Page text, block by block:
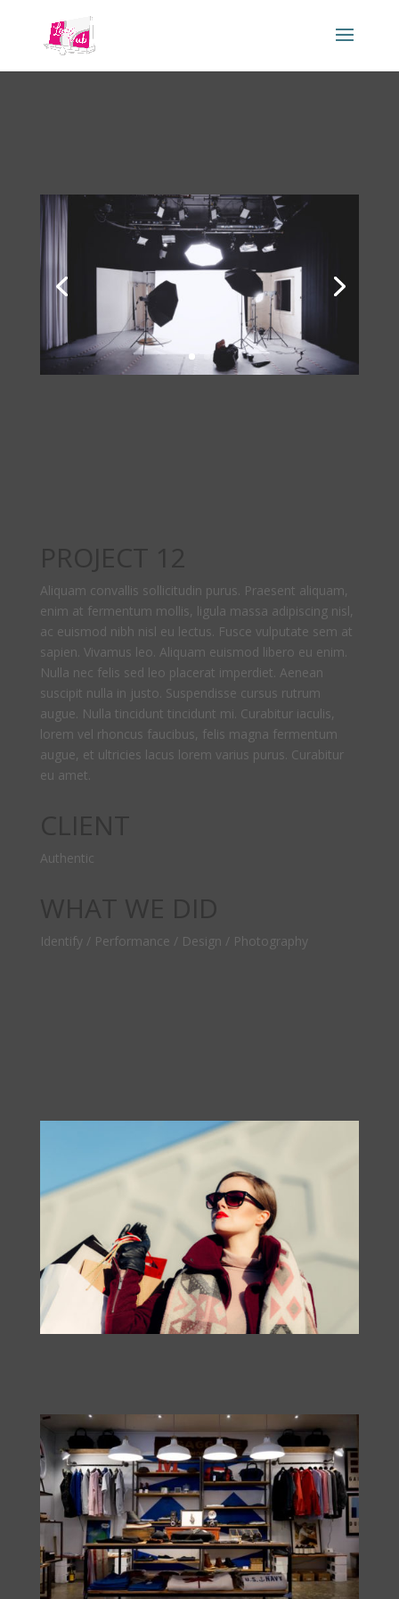
Aliquam convallis sollicitudin purus. Praesent aliquam,
enim at fermentum mollis, ligula massa adipiscing nisl,
ac euismod nibh nisl eu lectus. Fusce vulputate sem at
sapien. Vivamus leo. Aliquam euismod libero eu enim.
Nulla nec felis sed leo placerat imperdiet. Aenean
suscipit nulla in justo. Suspendisse cursus rutrum
augue. Nulla tincidunt tincidunt mi. Curabitur iaculis,
lorem vel rhoncus faucibus, felis magna fermentum
augue, et ultricies lacus lorem varius purus. Curabitur
eu amet.
Authentic
Identify / Performance / Design / Photography